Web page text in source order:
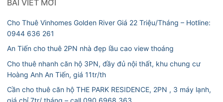
BÀI VIẾT MỚI
Cho Thuê Vinhomes Golden River Giá 22 Triệu/Tháng – Hotline:
0944 636 261
An Tiến cho thuê 2PN nhà đẹp lầu cao view thoáng
Cho thuê nhanh căn hộ 3PN, đầy đủ nội thất, khu chung cư
Hoàng Anh An Tiến, giá 11tr/th
Cần cho thuê căn hộ THE PARK RESIDENCE, 2PN , 3 máy lạnh,
giá chỉ 7tr/ tháng – call 090 6968 363